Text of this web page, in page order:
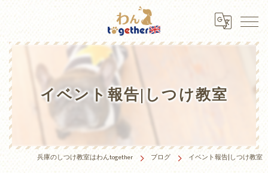
イベント報告|しつけ教室
兵庫のしつけ教室はわんtogether ブログ イベント報告|しつけ教室